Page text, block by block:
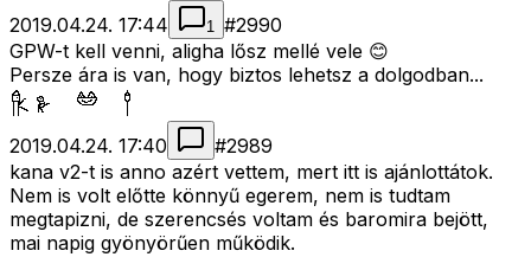
2019.04.24. 17:44
1 #2990
GPW-t kell venni, aligha lősz mellé vele 😊
Persze ára is van, hogy biztos lehetsz a dolgodban...
2019.04.24. 17:40 #2989
kana v2-t is anno azért vettem, mert itt is ajánlottátok.
Nem is volt előtte könnyű egerem, nem is tudtam
megtapizni, de szerencsés voltam és baromira bejött,
mai napig gyönyörűen működik.